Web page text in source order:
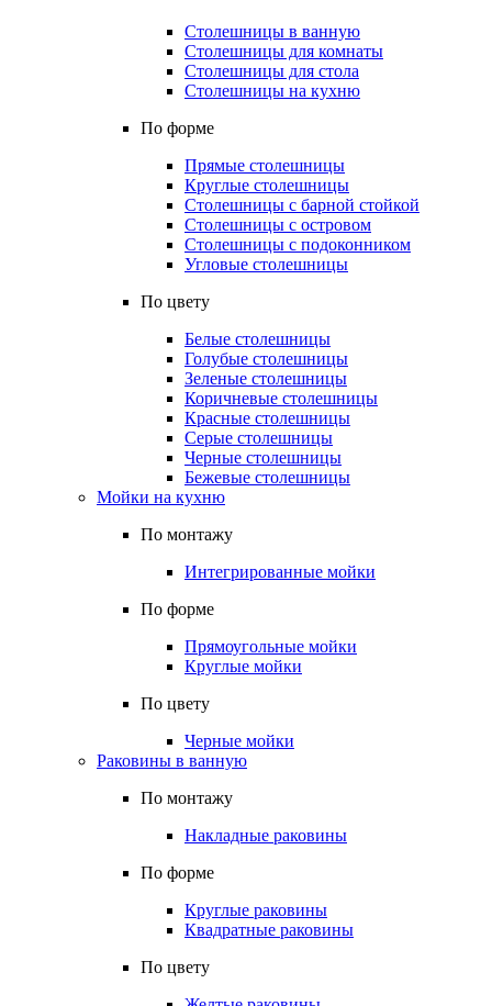
Столешницы в ванную
Столешницы для комнаты
Столешницы для стола
Столешницы на кухню
По форме
Прямые столешницы
Круглые столешницы
Столешницы с барной стойкой
Столешницы с островом
Столешницы с подоконником
Угловые столешницы
По цвету
Белые столешницы
Голубые столешницы
Зеленые столешницы
Коричневые столешницы
Красные столешницы
Серые столешницы
Черные столешницы
Бежевые столешницы
Мойки на кухню
По монтажу
Интегрированные мойки
По форме
Прямоугольные мойки
Круглые мойки
По цвету
Черные мойки
Раковины в ванную
По монтажу
Накладные раковины
По форме
Круглые раковины
Квадратные раковины
По цвету